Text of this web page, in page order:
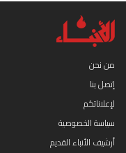
من نحن
إتصل بنا
لإعلاناتكم
سياسة الخصوصية
أرشيف الأنباء القديم